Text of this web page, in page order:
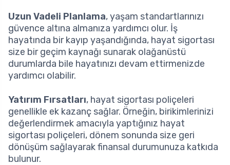
Uzun Vadeli Planlama, yaşam standartlarınızı
güvence altına almanıza yardımcı olur. İş
hayatında bir kayıp yaşandığında, hayat sigortası
size bir geçim kaynağı sunarak olağanüstü
durumlarda bile hayatınızı devam ettirmenizde
yardımcı olabilir.
Yatırım Fırsatları, hayat sigortası poliçeleri
genellikle ek kazanç sağlar. Örneğin, birikimlerinizi
değerlendirmek amacıyla yaptığınız hayat
sigortası poliçeleri, dönem sonunda size geri
dönüşüm sağlayarak finansal durumunuza katkıda
bulunur.